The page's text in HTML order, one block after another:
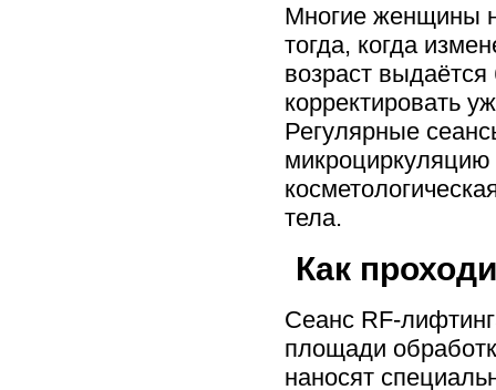
Многие женщины
тогда, когда
возраст
корректировать
Регулярные
тела.
Как
Сеанс RF-
площади
наносят